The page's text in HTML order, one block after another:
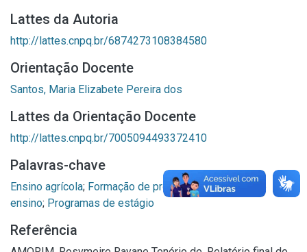
Lattes da Autoria
http://lattes.cnpq.br/6874273108384580
Orientação Docente
Santos, Maria Elizabete Pereira dos
Lattes da Orientação Docente
http://lattes.cnpq.br/7005094493372410
Palavras-chave
Ensino agrícola; Formação de professores;Prática de
ensino; Programas de estágio
Referência